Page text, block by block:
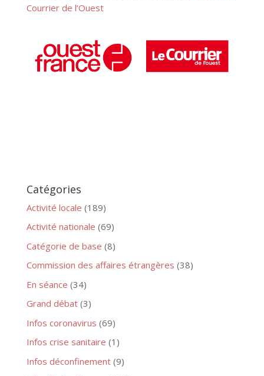
Courrier de l’Ouest
Catégories
Activité locale (189)
Activité nationale (69)
Catégorie de base (8)
Commission des affaires étrangères (38)
En séance (34)
Grand débat(3)
Infos coronavirus (69)
Infos crise sanitaire (1)
Infos déconfinement(9)